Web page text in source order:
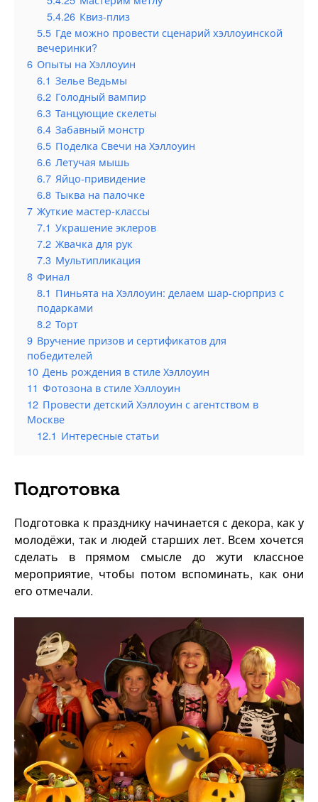
5.4.26 Квиз-плиз
5.5 Где можно провести сценарий хэллоуинской
вечеринки?
6 Опыты на Хэллоуин
6.1 Зелье Ведьмы
6.2 Голодный вампир
6.3 Танцующие скелеты
6.4 Забавный монстр
6.5 Поделка Свечи на Хэллоуин
6.6 Летучая мышь
6.7 Яйцо-привидение
6.8 Тыква на палочке
7 Жуткие мастер-классы
7.1 Украшение эклеров
7.2 Жвачка для рук
7.3 Мультипликация
8 Финал
8.1 Пиньята на Хэллоуин: делаем шар-сюрприз с
подарками
8.2 Торт
9 Вручение призов и сертификатов для
победителей
10 День рождения в стиле Хэллоуин
11 Фотозона в стиле Хэллоуин
12 Провести детский Хэллоуин с агентством в
Москве
12.1 Интересные статьи
Подготовка
Подготовка к празднику начинается с декора, как у
молодёжи, так и людей старших лет. Всем хочется
сделать в прямом смысле до жути классное
мероприятие, чтобы потом вспоминать, как они
его отмечали.